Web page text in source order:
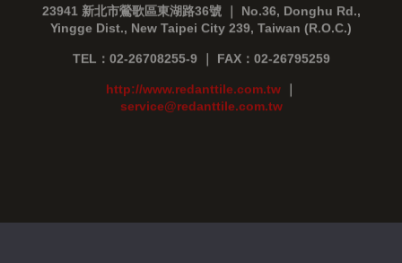
23941 新北市鶯歌區東湖路36號 ｜ No.36, Donghu Rd.,
Yingge Dist., New Taipei City 239, Taiwan (R.O.C.)
TEL：02-26708255-9 ｜ FAX：02-26795259
http://www.redanttile.com.tw
service@redanttile.com.tw